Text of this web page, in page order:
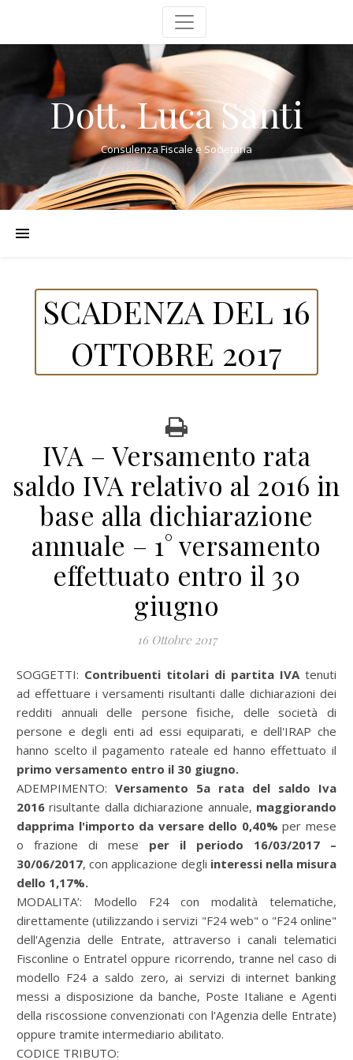
Dott. Luca Santi
Consulenza Fiscale e Societaria
SCADENZA DEL 16
OTTOBRE 2017
IVA – Versamento rata
saldo IVA relativo al 2016 in
base alla dichiarazione
annuale – 1° versamento
effettuato entro il 30
giugno
16 Ottobre 2017
SOGGETTI: Contribuenti titolari di partita IVAtenuti
ad effettuare i versamenti risultanti dalle dichiarazioni dei
redditi annuali delle persone fisiche, delle società di
persone e degli enti ad essi equiparati, e dell'IRAP che
hanno scelto il pagamento rateale ed hanno effettuato il
primo versamento entro il 30 giugno.
ADEMPIMENTO: Versamento 5a rata del saldo Iva
2016 risultante dalla dichiarazione annuale, maggiorando
dapprima l'importo da versare dello 0,40%per mese
o frazione di mese per il periodo 16/03/2017 –
30/06/2017, con applicazione degli interessi nella misura
dello 1,17%.
MODALITA’: Modello F24 con modalità telematiche,
direttamente (utilizzando i servizi "F24 web" o "F24 online"
dell'Agenzia delle Entrate, attraverso i canali telematici
Fisconline o Entratel oppure ricorrendo, tranne nel caso di
modello F24 a saldo zero, ai servizi di internet banking
messi a disposizione da banche, Poste Italiane e Agenti
della riscossione convenzionati con l'Agenzia delle Entrate)
oppure tramite intermediario abilitato.
CODICE TRIBUTO: